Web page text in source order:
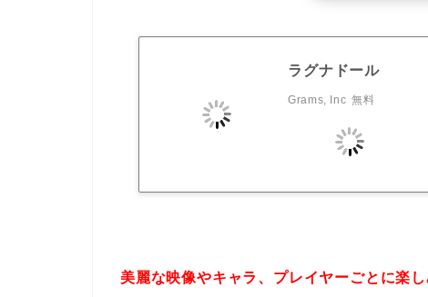
ラグナドール
Grams, Inc 無料
美麗な映像やキャラ、プレイヤーごとに楽